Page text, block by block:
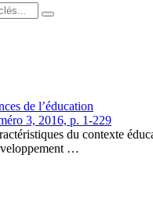
de l’éducation
3, 2016, p. 1-229
du contexte
…